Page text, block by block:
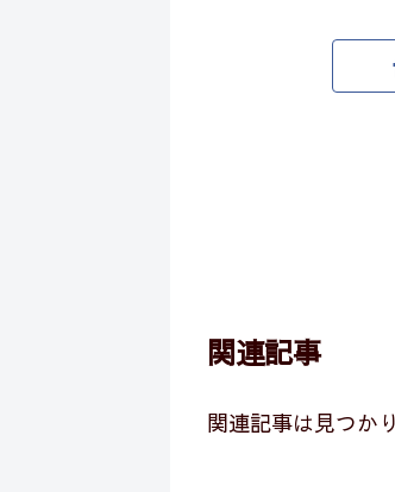
関連記事
関連記事は見つか